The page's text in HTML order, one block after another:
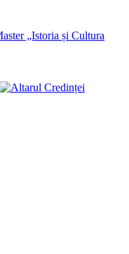
„Istoria și Cultura